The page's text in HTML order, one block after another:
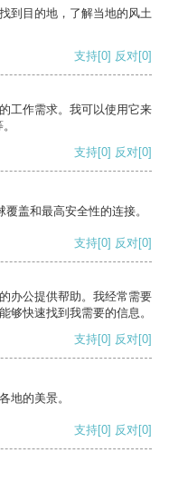
到目的地，了解当地的风土
支持[0] 反对[0]
工作需求。我可以使用它来
支持[0] 反对[0]
盖和最高安全性的连接。
支持[0] 反对[0]
办公提供帮助。我经常需要
够快速找到我需要的信息。
支持[0] 反对[0]
地的美景。
支持[0] 反对[0]